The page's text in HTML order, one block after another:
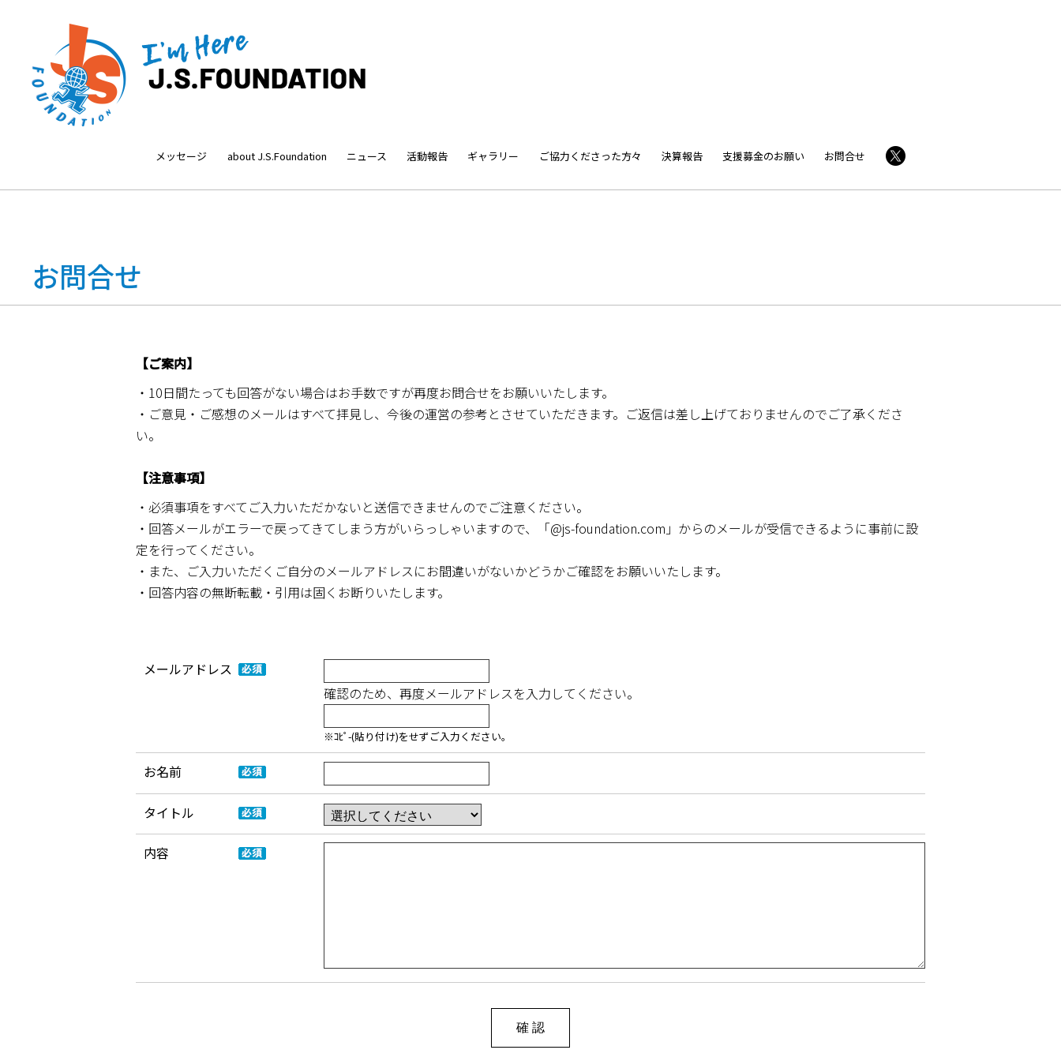
メッセージ about J.S.Foundation ニュース 活動報告 ギャラリー ご協力くださった方々 決算報告 支援募金のお願い お問合せ
お問合せ
【ご案内】
・10日間たっても回答がない場合はお手数ですが再度お問合せをお願いいたします。
・ご意見・ご感想のメールはすべて拝見し、今後の運営の参考とさせていただきます。ご返信は差し上げておりませんのでご了承くださ
い。
【注意事項】
・必須事項をすべてご入力いただかないと送信できませんのでご注意ください。
・回答メールがエラーで戻ってきてしまう方がいらっしゃいますので、「@js-foundation.com」からのメールが受信できるように事前に設
定を行ってください。
・また、ご入力いただくご自分のメールアドレスにお間違いがないかどうかご確認をお願いいたします。
・回答内容の無断転載・引用は固くお断りいたします。
メールアドレス
確認のため、再度メールアドレスを入力してください。
※ｺﾋﾟ-(貼り付け)をせずご入力ください。
お名前
タイトル
内容